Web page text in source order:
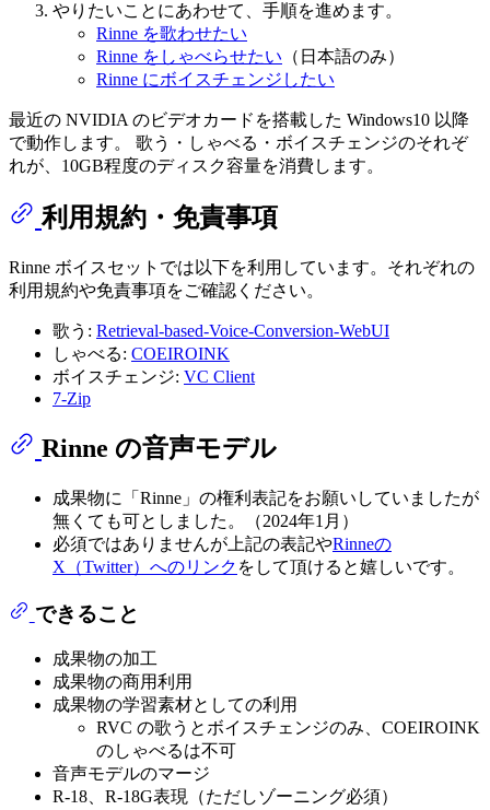
やりたいことにあわせて、手順を進めます。
Rinne を歌わせたい
Rinne をしゃべらせたい （日本語のみ）
Rinne にボイスチェンジしたい
最近の NVIDIA のビデオカードを搭載した Windows10 以降
で動作します。 歌う・しゃべる・ボイスチェンジのそれぞ
れが、10GB程度のディスク容量を消費します。
利用規約・免責事項
Rinne ボイスセットでは以下を利用しています。それぞれの
利用規約や免責事項をご確認ください。
歌う: Retrieval-based-Voice-Conversion-WebUI
しゃべる: COEIROINK
ボイスチェンジ: VC Client
7-Zip
Rinne の音声モデル
成果物に「Rinne」の権利表記をお願いしていましたが
無くても可としました。（2024年1月）
必須ではありませんが上記の表記やRinneの
X（Twitter）へのリンク をして頂けると嬉しいです。
できること
成果物の加工
成果物の商用利用
成果物の学習素材としての利用
RVC の歌うとボイスチェンジのみ、COEIROINK
のしゃべるは不可
音声モデルのマージ
R-18、R-18G表現（ただしゾーニング必須）